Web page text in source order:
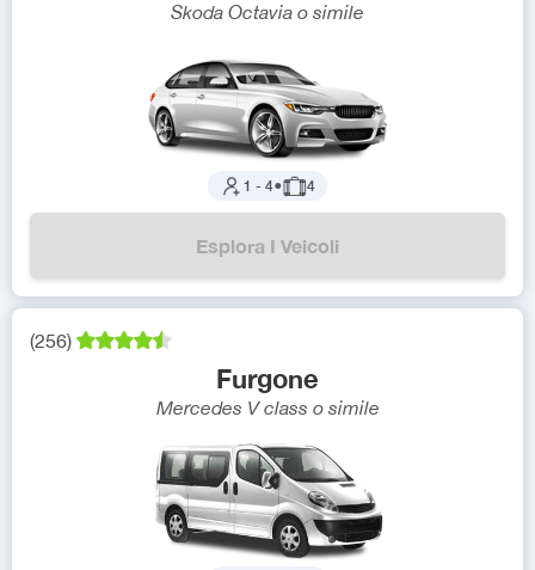
Skoda Octavia o simile
1 - 4● 4
Esplora I Veicoli
(256)
Furgone
Mercedes V class o simile